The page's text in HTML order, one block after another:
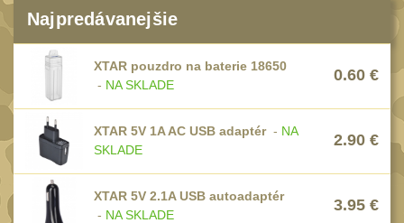
Obchodné
Vrátenie
do
14
dní
10 - 20 L 32
20 - 30 L
Nad 30 L 74
Batohy přes
rameno17
Turistické a
expediční38
vybrané
parametre
Najpredávanejšie
XTAR pouzdro na baterie 18650
- NA SKLADE
0.60 €
XTAR 5V 1A AC USB adaptér- NA
SKLADE
2.90 €
XTAR 5V 2.1A USB autoadaptér
- NA SKLADE
3.95 €